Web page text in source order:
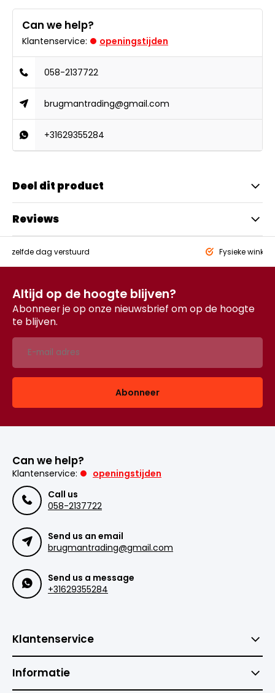
Can we help?
Klantenservice: openingstijden
058-2137722
brugmantrading@gmail.com
+31629355284
Deel dit product
Reviews
zelfde dag verstuurd Fysieke winkel
Altijd op de hoogte blijven?
Abonneer je op onze nieuwsbrief om op de hoogte
te blijven.
Abonneer
Can we help?
Klantenservice:
openingstijden
Call us
058-2137722
Send us an email
brugmantrading@gmail.com
Send us a message
+31629355284
Klantenservice
Informatie